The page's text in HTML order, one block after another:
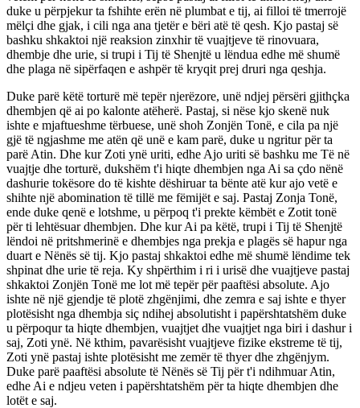
duke u përpjekur ta fshihte erën në plumbat e tij, ai filloi të tmerrojë
mëlçi dhe gjak, i cili nga ana tjetër e bëri atë të qesh. Kjo pastaj së
bashku shkaktoi një reaksion zinxhir të vuajtjeve të rinovuara,
dhembje dhe urie, si trupi i Tij të Shenjtë u lëndua edhe më shumë
dhe plaga në sipërfaqen e ashpër të kryqit prej druri nga qeshja.
Duke parë këtë torturë më tepër njerëzore, unë ndjej përsëri gjithçka
dhembjen që ai po kalonte atëherë. Pastaj, si nëse kjo skenë nuk
ishte e mjaftueshme tërbuese, unë shoh Zonjën Tonë, e cila pa një
gjë të ngjashme me atën që unë e kam parë, duke u ngritur për ta
parë Atin. Dhe kur Zoti ynë uriti, edhe Ajo uriti së bashku me Të në
vuajtje dhe torturë, dukshëm t'i hiqte dhembjen nga Ai sa çdo nënë
dashurie tokësore do të kishte dëshiruar ta bënte atë kur ajo vetë e
shihte një abomination të tillë me fëmijët e saj. Pastaj Zonja Tonë,
ende duke qenë e lotshme, u përpoq t'i prekte këmbët e Zotit tonë
për ti lehtësuar dhembjen. Dhe kur Ai pa këtë, trupi i Tij të Shenjtë
lëndoi në pritshmerinë e dhembjes nga prekja e plagës së hapur nga
duart e Nënës së tij. Kjo pastaj shkaktoi edhe më shumë lëndime tek
shpinat dhe urie të reja. Ky shpërthim i ri i urisë dhe vuajtjeve pastaj
shkaktoi Zonjën Tonë me lot më tepër për paaftësi absolute. Ajo
ishte në një gjendje të plotë zhgënjimi, dhe zemra e saj ishte e thyer
plotësisht nga dhembja siç ndihej absolutisht i papërshtatshëm duke
u përpoqur ta hiqte dhembjen, vuajtjet dhe vuajtjet nga biri i dashur i
saj, Zoti ynë. Në kthim, pavarësisht vuajtjeve fizike ekstreme të tij,
Zoti ynë pastaj ishte plotësisht me zemër të thyer dhe zhgënjym.
Duke parë paaftësi absolute të Nënës së Tij për t'i ndihmuar Atin,
edhe Ai e ndjeu veten i papërshtatshëm për ta hiqte dhembjen dhe
lotët e saj.